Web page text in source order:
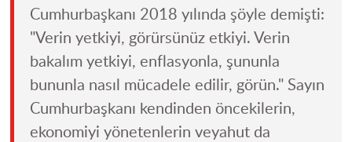
Cumhurbaşkanı 2018 yılında şöyle demişti:
"Verin yetkiyi, görürsünüz etkiyi. Verin
bakalım yetkiyi, enflasyonla, şununla
bununla nasıl mücadele edilir, görün." Sayın
Cumhurbaşkanı kendinden öncekilerin,
ekonomiyi yönetenlerin veyahut da